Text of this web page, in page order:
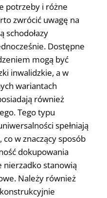
potrzeby i różne
zwrócić uwagę na
schodołazy
Dostępne
mogą być
inwalidzkie, a w
wariantach
również
Tego typu
spełniają
w znaczący sposób
dokupowania
stanowią
Należy również